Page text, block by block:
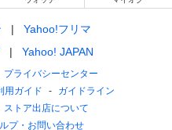
Yahoo!フリマ
Yahoo! JAPAN
プライバシーセンター
用ガイド
ガイドライン
ストア出店について
プ・お問い合わせ